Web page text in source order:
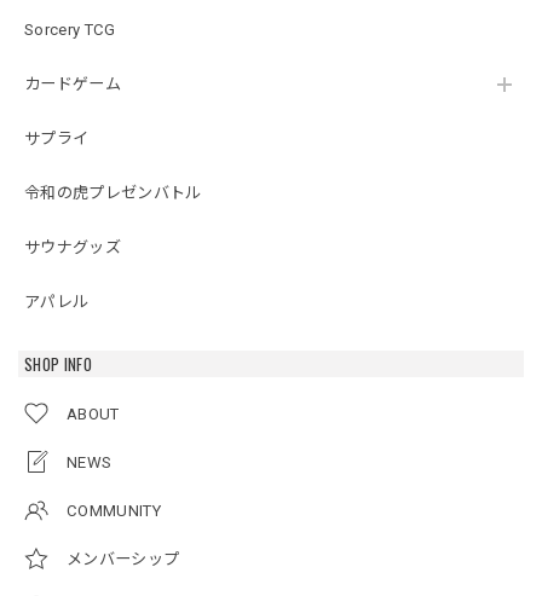
Sorcery TCG
カードゲーム
サプライ
令和の虎プレゼンバトル
サウナグッズ
アパレル
SHOP INFO
ABOUT
NEWS
COMMUNITY
メンバーシップ